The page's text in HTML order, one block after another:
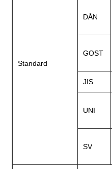
Standard
DÅN
GOST
JIS
UNI
SV